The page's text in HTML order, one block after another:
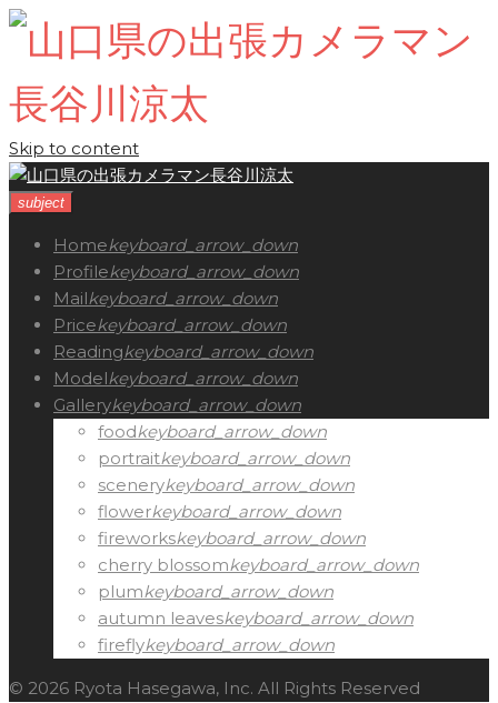
Skip to content
subject
Homekeyboard_arrow_down
Profilekeyboard_arrow_down
Mailkeyboard_arrow_down
Pricekeyboard_arrow_down
Readingkeyboard_arrow_down
Modelkeyboard_arrow_down
Gallerykeyboard_arrow_down
foodkeyboard_arrow_down
portraitkeyboard_arrow_down
scenerykeyboard_arrow_down
flowerkeyboard_arrow_down
fireworkskeyboard_arrow_down
cherry blossomkeyboard_arrow_down
plumkeyboard_arrow_down
autumn leaveskeyboard_arrow_down
fireflykeyboard_arrow_down
© 2026 Ryota Hasegawa, Inc. All Rights Reserved